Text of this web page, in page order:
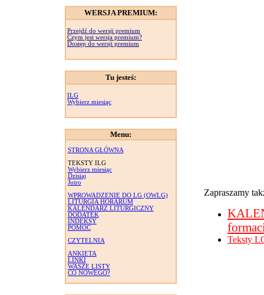
WERSJA PREMIUM:
Przejdź do wersji premium
Czym jest wersja premium?
Dostęp do wersji premium
Tu jesteś:
ILG
Wybierz miesiąc
Menu:
STRONA GŁÓWNA
TEKSTY ILG
Wybierz miesiąc
Dzisiaj
Jutro
WPROWADZENIE DO LG (OWLG)
LITURGIA HORARUM
KALENDARZ LITURGICZNY
DODATEK
INDEKSY
POMOC
CZYTELNIA
ANKIETA
LINKI
WASZE LISTY
CO NOWEGO?
Zapraszamy
Teksty